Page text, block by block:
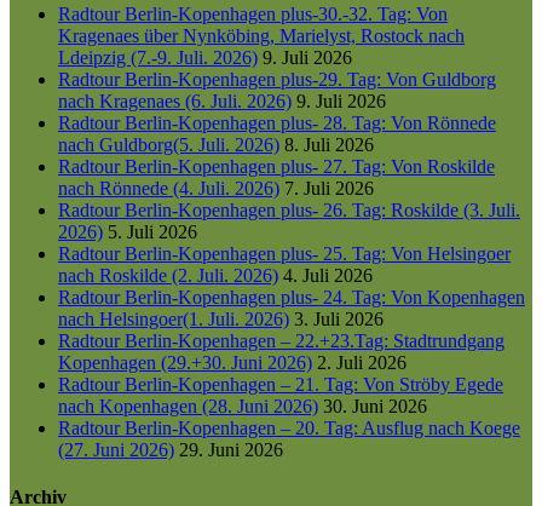
Radtour Berlin-Kopenhagen plus-30.-32. Tag: Von
Kragenaes über Nynköbing, Marielyst, Rostock nach
Ldeipzig (7.-9. Juli. 2026) 9. Juli 2026
Radtour Berlin-Kopenhagen plus-29. Tag: Von Guldborg
nach Kragenaes (6. Juli. 2026) 9. Juli 2026
Radtour Berlin-Kopenhagen plus- 28. Tag: Von Rönnede
nach Guldborg(5. Juli. 2026) 8. Juli 2026
Radtour Berlin-Kopenhagen plus- 27. Tag: Von Roskilde
nach Rönnede (4. Juli. 2026) 7. Juli 2026
Radtour Berlin-Kopenhagen plus- 26. Tag: Roskilde (3. Juli.
2026) 5. Juli 2026
Radtour Berlin-Kopenhagen plus- 25. Tag: Von Helsingoer
nach Roskilde (2. Juli. 2026) 4. Juli 2026
Radtour Berlin-Kopenhagen plus- 24. Tag: Von Kopenhagen
nach Helsingoer(1. Juli. 2026) 3. Juli 2026
Radtour Berlin-Kopenhagen – 22.+23.Tag: Stadtrundgang
Kopenhagen (29.+30. Juni 2026) 2. Juli 2026
Radtour Berlin-Kopenhagen – 21. Tag: Von Ströby Egede
nach Kopenhagen (28. Juni 2026) 30. Juni 2026
Radtour Berlin-Kopenhagen – 20. Tag: Ausflug nach Koege
(27. Juni 2026) 29. Juni 2026
Archiv